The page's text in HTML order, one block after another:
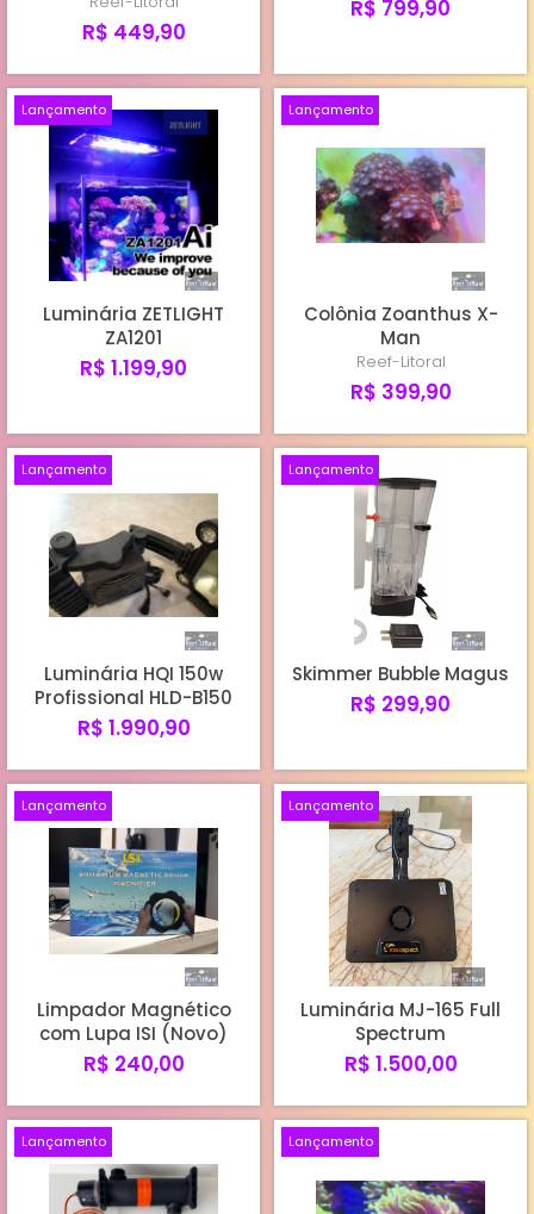
R$ 449,90
R$ 799,90
Lançamento
Luminária ZETLIGHT
ZA1201
R$ 1.199,90
Lançamento
Colônia Zoanthus X-
Man
Reef-Litoral
R$ 399,90
Lançamento
Luminária HQI 150w
Profissional HLD-B150
R$ 1.990,90
Lançamento
Skimmer Bubble Magus
R$ 299,90
Lançamento
Limpador Magnético
com Lupa ISI (Novo)
R$ 240,00
Lançamento
Luminária MJ-165 Full
Spectrum
R$ 1.500,00
Lançamento Lançamento